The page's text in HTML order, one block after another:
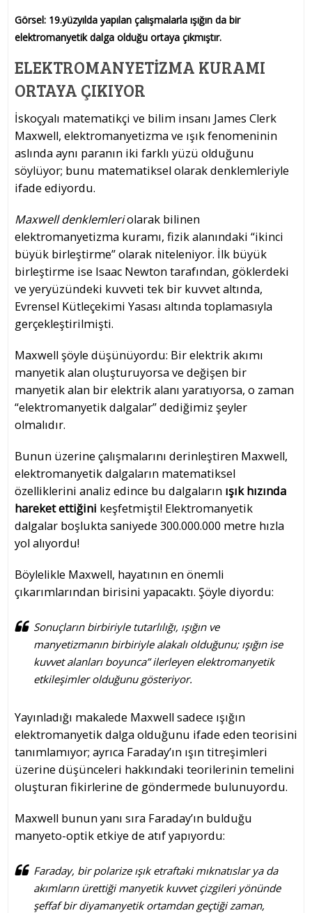
Görsel: 19.yüzyılda yapılan çalışmalarla ışığın da bir
elektromanyetik dalga olduğu ortaya çıkmıştır.
ELEKTROMANYETIZMA KURAMI
ORTAYA ÇIKIYOR
İskoçyalı matematikçi ve bilim insanı James Clerk
Maxwell, elektromanyetizma ve ışık fenomeninin
aslında aynı paranın iki farklı yüzü olduğunu
söylüyor; bunu matematiksel olarak denklemleriyle
ifade ediyordu.
Maxwell denklemleriolarak bilinen
elektromanyetizma kuramı, fizik alanındaki “ikinci
büyük birleştirme” olarak niteleniyor. İlk büyük
birleştirme ise Isaac Newton tarafından, göklerdeki
ve yeryüzündeki kuvveti tek bir kuvvet altında,
Evrensel Kütleçekimi Yasası altında toplamasıyla
gerçekleştirilmişti.
Maxwell şöyle düşünüyordu: Bir elektrik akımı
manyetik alan oluşturuyorsa ve değişen bir
manyetik alan bir elektrik alanı yaratıyorsa, o zaman
“elektromanyetik dalgalar” dediğimiz şeyler
olmalıdır.
Bunun üzerine çalışmalarını derinleştiren Maxwell,
elektromanyetik dalgaların matematiksel
özelliklerini analiz edince bu dalgalarınışık hızında
hareket ettiğini keşfetmişti! Elektromanyetik
dalgalar boşlukta saniyede 300.000.000 metre hızla
yol alıyordu!
Böylelikle Maxwell, hayatının en önemli
çıkarımlarından birisini yapacaktı. Şöyle diyordu:
Sonuçların birbiriyle tutarlılığı, ışığın ve
manyetizmanın birbiriyle alakalı olduğunu; ışığın ise
kuvvet alanları boyunca” ilerleyen elektromanyetik
etkileşimler olduğunu gösteriyor.
Yayınladığı makalede Maxwell sadece ışığın
elektromanyetik dalga olduğunu ifade eden teorisini
tanımlamıyor; ayrıca Faraday’ın ışın titreşimleri
üzerine düşünceleri hakkındaki teorilerinin temelini
oluşturan fikirlerine de göndermede bulunuyordu.
Maxwell bunun yanı sıra Faraday’ın bulduğu
manyeto-optik etkiye de atıf yapıyordu:
Faraday, bir polarize ışık etraftaki mıknatıslar ya da
akımların ürettiği manyetik kuvvet çizgileri yönünde
şeffaf bir diyamanyetik ortamdan geçtiği zaman,